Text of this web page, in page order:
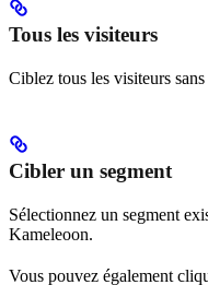
Tous les visiteurs
Ciblez tous les visiteurs
Cibler un segment
Sélectionnez un segment
Kameleoon.
Vous pouvez également